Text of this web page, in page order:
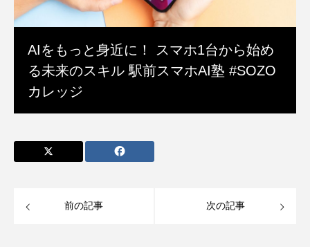
AIをもっと身近に！ スマホ1台から始め
る未来のスキル 駅前スマホAI塾 #SOZO
カレッジ
前の記事 次の記事